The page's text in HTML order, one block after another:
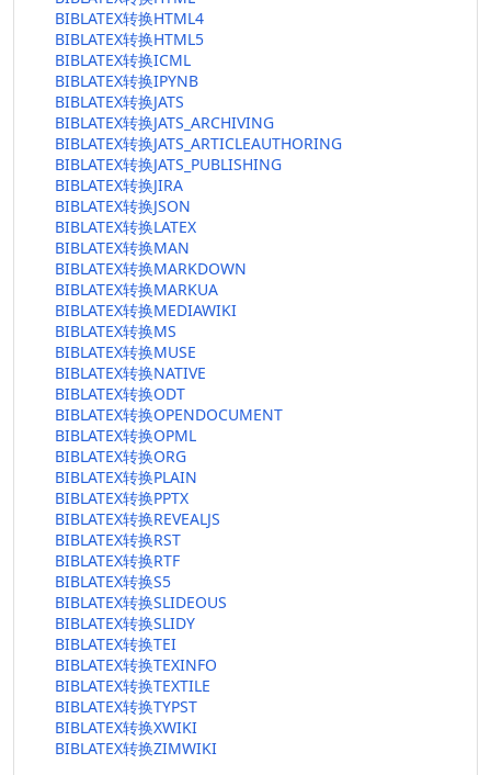
BIBLATEX转换HTML4
BIBLATEX转换HTML5
BIBLATEX转换ICML
BIBLATEX转换IPYNB
BIBLATEX转换JATS
BIBLATEX转换JATS_ARCHIVING
BIBLATEX转换JATS_ARTICLEAUTHORING
BIBLATEX转换JATS_PUBLISHING
BIBLATEX转换JIRA
BIBLATEX转换JSON
BIBLATEX转换LATEX
BIBLATEX转换MAN
BIBLATEX转换MARKDOWN
BIBLATEX转换MARKUA
BIBLATEX转换MEDIAWIKI
BIBLATEX转换MS
BIBLATEX转换MUSE
BIBLATEX转换NATIVE
BIBLATEX转换ODT
BIBLATEX转换OPENDOCUMENT
BIBLATEX转换OPML
BIBLATEX转换ORG
BIBLATEX转换PLAIN
BIBLATEX转换PPTX
BIBLATEX转换REVEALJS
BIBLATEX转换RST
BIBLATEX转换RTF
BIBLATEX转换S5
BIBLATEX转换SLIDEOUS
BIBLATEX转换SLIDY
BIBLATEX转换TEI
BIBLATEX转换TEXINFO
BIBLATEX转换TEXTILE
BIBLATEX转换TYPST
BIBLATEX转换XWIKI
BIBLATEX转换ZIMWIKI